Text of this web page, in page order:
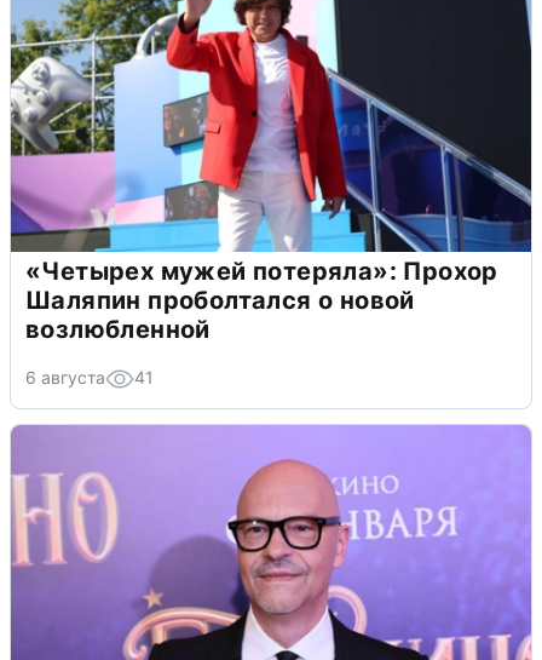
«Четырех мужей потеряла»: Прохор
Шаляпин проболтался о новой
возлюбленной
6 августа 41